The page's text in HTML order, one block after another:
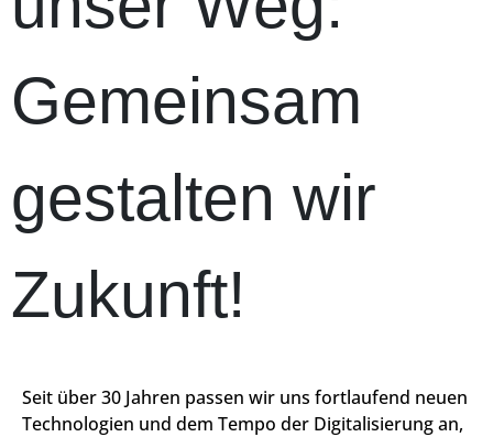
Gemeinsam
gestalten wir
Zukunft!
Seit über 30 Jahren passen wir uns fortlaufend neuen
Technologien und dem Tempo der Digitalisierung an,